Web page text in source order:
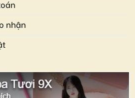
nhận